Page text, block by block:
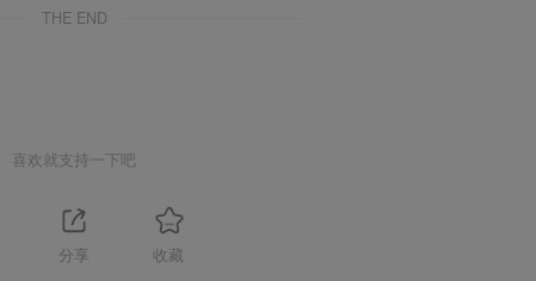
THE END
喜欢就支持一下吧
分享 收藏